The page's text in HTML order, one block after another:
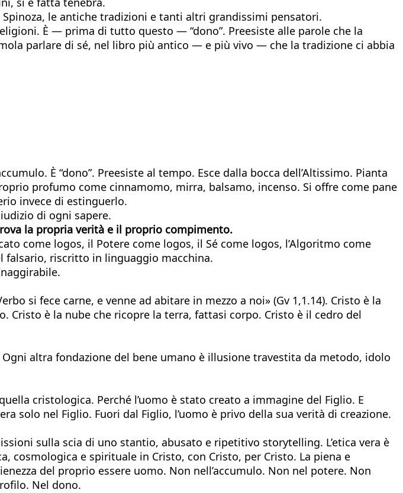
le antiche tradizioni e tanti altri grandissimi pensatori.
È — prima di tutto questo — “dono”. Preesiste alle parole che la
parlare di sé, nel libro più antico — e più vivo — che la tradizione ci abbia
È “dono”. Preesiste al tempo. Esce dalla bocca dell’Altissimo. Pianta
profumo come cinnamomo, mirra, balsamo, incenso. Si offre come pane
invece di estinguerlo.
di ogni sapere.
la propria verità e il proprio compimento.
come logos, il Potere come logos, il Sé come logos, l’Algoritmo come
riscritto in linguaggio macchina.
si fece carne, e venne ad abitare in mezzo a noi» (Gv 1,1.14). Cristo è la
Cristo è la nube che ricopre la terra, fattasi corpo. Cristo è il cedro del
altra fondazione del bene umano è illusione travestita da metodo, idolo
cristologica. Perché l’uomo è stato creato a immagine del Figlio. E
solo nel Figlio. Fuori dal Figlio, l’uomo è privo della sua verità di creazione.
sulla scia di uno stantio, abusato e ripetitivo storytelling. L’etica vera è
cosmologica e spirituale in Cristo, con Cristo, per Cristo. La piena e
del proprio essere uomo. Non nell’accumulo. Non nel potere. Non
Nel dono.